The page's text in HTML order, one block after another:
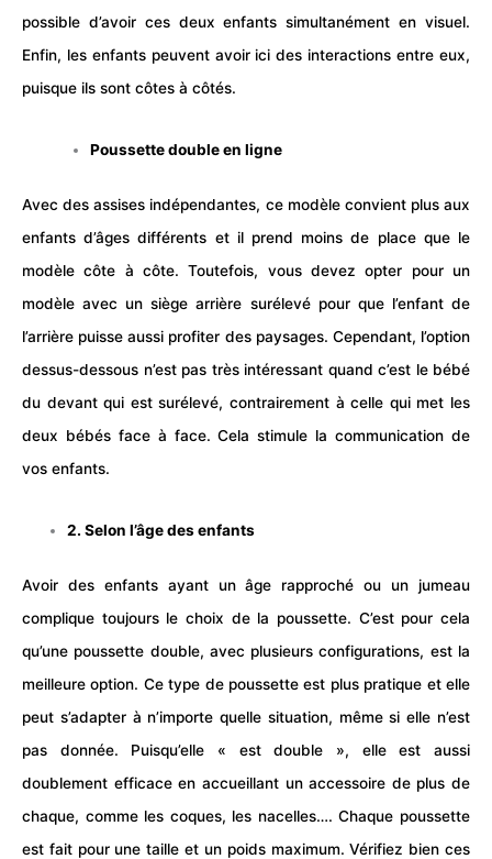
possible d’avoir ces deux enfants simultanément en visuel.
Enfin, les enfants peuvent avoir ici des interactions entre eux,
puisque ils sont côtes à côtés.
Poussette double en ligne
Avec des assises indépendantes, ce modèle convient plus aux
enfants d’âges différents et il prend moins de place que le
modèle côte à côte. Toutefois, vous devez opter pour un
modèle avec un siège arrière surélevé pour que l’enfant de
l’arrière puisse aussi profiter des paysages. Cependant, l’option
dessus-dessous n’est pas très intéressant quand c’est le bébé
du devant qui est surélevé, contrairement à celle qui met les
deux bébés face à face. Cela stimule la communication de
vos enfants.
2. Selon l’âge des enfants
Avoir des enfants ayant un âge rapproché ou un jumeau
complique toujours le choix de la poussette. C’est pour cela
qu’une poussette double, avec plusieurs configurations, est la
meilleure option. Ce type de poussette est plus pratique et elle
peut s’adapter à n’importe quelle situation, même si elle n’est
pas donnée. Puisqu’elle « est double », elle est aussi
doublement efficace en accueillant un accessoire de plus de
chaque, comme les coques, les nacelles…. Chaque poussette
est fait pour une taille et un poids maximum. Vérifiez bien ces